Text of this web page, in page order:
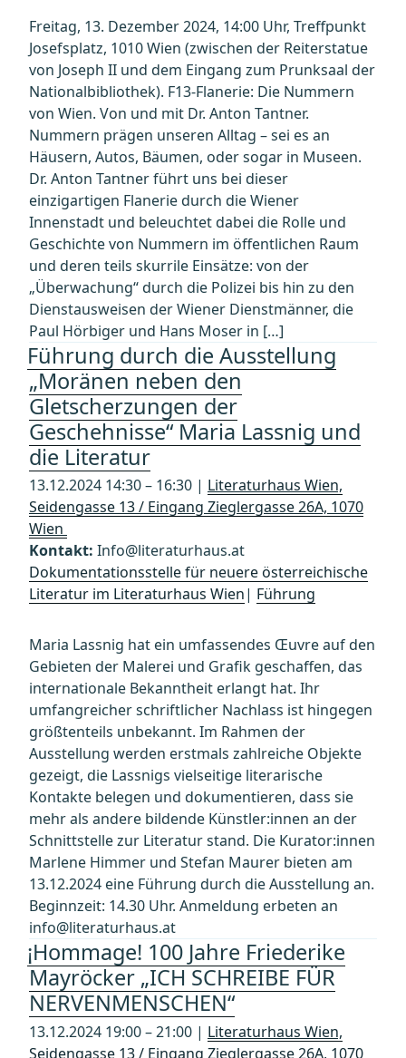
Freitag, 13. Dezember 2024, 14:00 Uhr, Treffpunkt
Josefsplatz, 1010 Wien (zwischen der Reiterstatue
von Joseph II und dem Eingang zum Prunksaal der
Nationalbibliothek). F13-Flanerie: Die Nummern
von Wien. Von und mit Dr. Anton Tantner.
Nummern prägen unseren Alltag – sei es an
Häusern, Autos, Bäumen, oder sogar in Museen.
Dr. Anton Tantner führt uns bei dieser
einzigartigen Flanerie durch die Wiener
Innenstadt und beleuchtet dabei die Rolle und
Geschichte von Nummern im öffentlichen Raum
und deren teils skurrile Einsätze: von der
„Überwachung“ durch die Polizei bis hin zu den
Dienstausweisen der Wiener Dienstmänner, die
Paul Hörbiger und Hans Moser in […]
Führung durch die Ausstellung
„Moränen neben den
Gletscherzungen der
Geschehnisse“ Maria Lassnig und
die Literatur
13.12.2024 14:30 – 16:30 | Literaturhaus Wien,
Seidengasse 13 / Eingang Zieglergasse 26A, 1070
Wien
Kontakt: Info@literaturhaus.at
Dokumentationsstelle für neuere österreichische
Literatur im Literaturhaus Wien| Führung
Maria Lassnig hat ein umfassendes Œuvre auf den
Gebieten der Malerei und Grafik geschaffen, das
internationale Bekanntheit erlangt hat. Ihr
umfangreicher schriftlicher Nachlass ist hingegen
größtenteils unbekannt. Im Rahmen der
Ausstellung werden erstmals zahlreiche Objekte
gezeigt, die Lassnigs vielseitige literarische
Kontakte belegen und dokumentieren, dass sie
mehr als andere bildende Künstler:innen an der
Schnittstelle zur Literatur stand. Die Kurator:innen
Marlene Himmer und Stefan Maurer bieten am
13.12.2024 eine Führung durch die Ausstellung an.
Beginnzeit: 14.30 Uhr. Anmeldung erbeten an
info@literaturhaus.at
¡Hommage! 100 Jahre Friederike
Mayröcker „ICH SCHREIBE FÜR
NERVENMENSCHEN“
13.12.2024 19:00 – 21:00 | Literaturhaus Wien,
Seidengasse 13 / Eingang Zieglergasse 26A, 1070